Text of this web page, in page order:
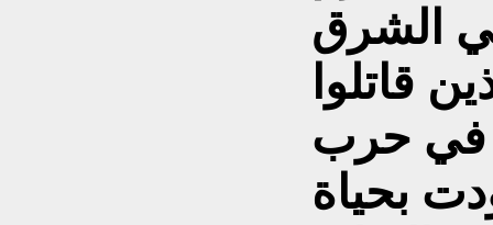
في الشرق
قاتلوا
في حرب
بحياة